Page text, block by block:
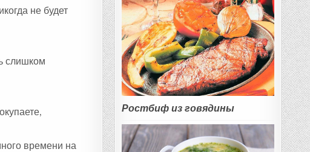
не будет
слишком
времени на
Ростбиф из говядины